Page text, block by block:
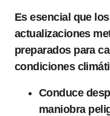
Es esencial que
actualizaciones
preparados para
condiciones
Conduce
maniobra